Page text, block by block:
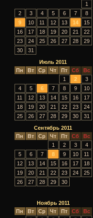
1
2
3 4 5 6 7
8
9
10 11 12 13 14
15
16
17 18 19 20 21
22
23
24 25 26 27 28
29
30
31
Июль 2011
Пн
Вт Ср Чт Пт Сб
Вс
1
2
3
4
5 6 7 8 9
10
11
12 13 14 15 16
17
18
19 20 21 22 23
24
25
26 27 28 29 30 31
Сентябрь 2011
Пн
Вт Ср Чт Пт Сб
Вс
1
2 3
4
5
6 7 8 9 10
11
12
13 14 15 16 17
18
19
20 21 22 23 24
25
26
27 28 29 30
Ноябрь 2011
Пн
Вт Ср Чт Пт Сб
Вс